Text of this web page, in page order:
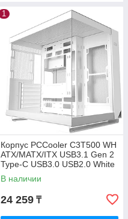
1
Корпус PCCooler C3T500 WH
ATX/MATX/ITX USB3.1 Gen 2
Type-C USB3.0 USB2.0 White
В наличии
24 259 ₸